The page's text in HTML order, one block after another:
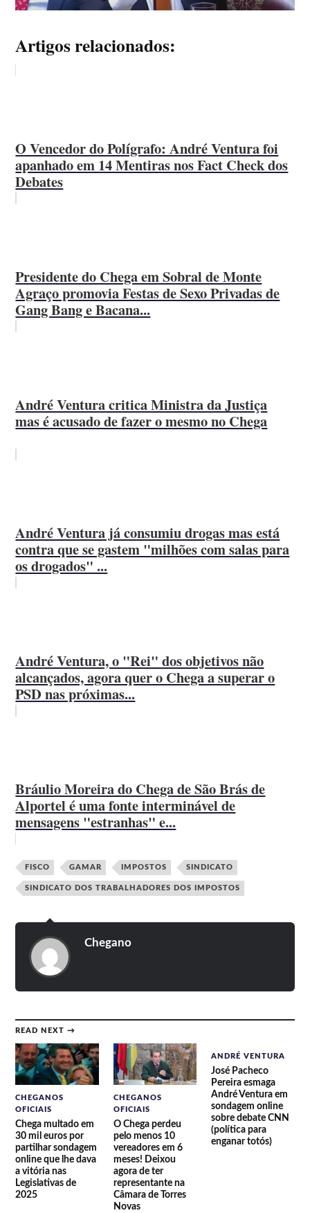
Artigos relacionados:
O Vencedor do Polígrafo: André Ventura foi
apanhado em 14 Mentiras nos Fact Check dos
Debates
Presidente do Chega em Sobral de Monte
Agraço promovia Festas de Sexo Privadas de
Gang Bang e Bacana...
André Ventura critica Ministra da Justiça
mas é acusado de fazer o mesmo no Chega
André Ventura já consumiu drogas mas está
contra que se gastem "milhões com salas para
os drogados" ...
André Ventura, o "Rei" dos objetivos não
alcançados, agora quer o Chega a superar o
PSD nas próximas...
Bráulio Moreira do Chega de São Brás de
Alportel é uma fonte interminável de
mensagens "estranhas" e...
FISCO GAMAR IMPOSTOS SINDICATO
SINDICATO DOS TRABALHADORES DOS IMPOSTOS
Chegano
READ NEXT →
CHEGANOS
OFICIAIS
Chega multado em
30 mil euros por
partilhar sondagem
online que lhe dava
a vitória nas
Legislativas de
2025
CHEGANOS
OFICIAIS
O Chega perdeu
pelo menos 10
vereadores em 6
meses! Deixou
agora de ter
representante na
Câmara de Torres
Novas
ANDRÉ VENTURA
José Pacheco
Pereira esmaga
André Ventura em
sondagem online
sobre debate CNN
(política para
enganar totós)